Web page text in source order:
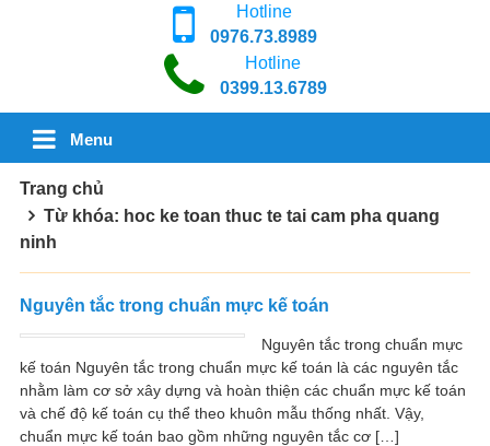
Hotline
0976.73.8989
Hotline
0399.13.6789
Menu
Trang chủ
Từ khóa: hoc ke toan thuc te tai cam pha quang
ninh
Nguyên tắc trong chuẩn mực kế toán
Nguyên tắc trong chuẩn mực
kế toán Nguyên tắc trong chuẩn mực kế toán là các nguyên tắc
nhằm làm cơ sở xây dựng và hoàn thiện các chuẩn mực kế toán
và chế độ kế toán cụ thể theo khuôn mẫu thống nhất. Vậy,
chuẩn mực kế toán bao gồm những nguyên tắc cơ […]